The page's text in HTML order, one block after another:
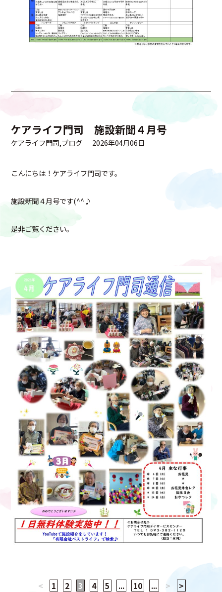
ケアライフ門司 施設新聞４月号
ケアライフ門司 ブログ 2026年04月06日
こんにちは！ケアライフ門司です。
施設新聞４月号です(^^♪
是非ご覧ください。
< 1 2 3 4 5 ... 10 ... > >